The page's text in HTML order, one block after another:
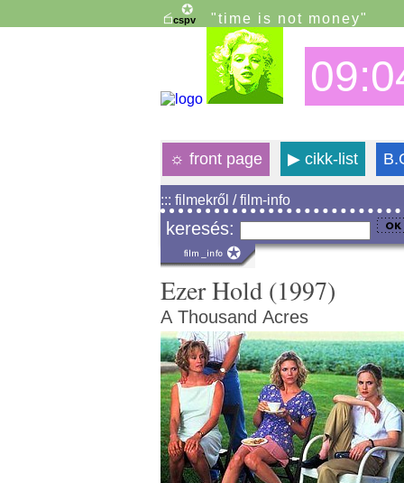
"time is not money"
☼ front page ▶cikk-list
::: filmekről / film-info
keresés:
Ezer Hold (1997)
A Thousand Acres